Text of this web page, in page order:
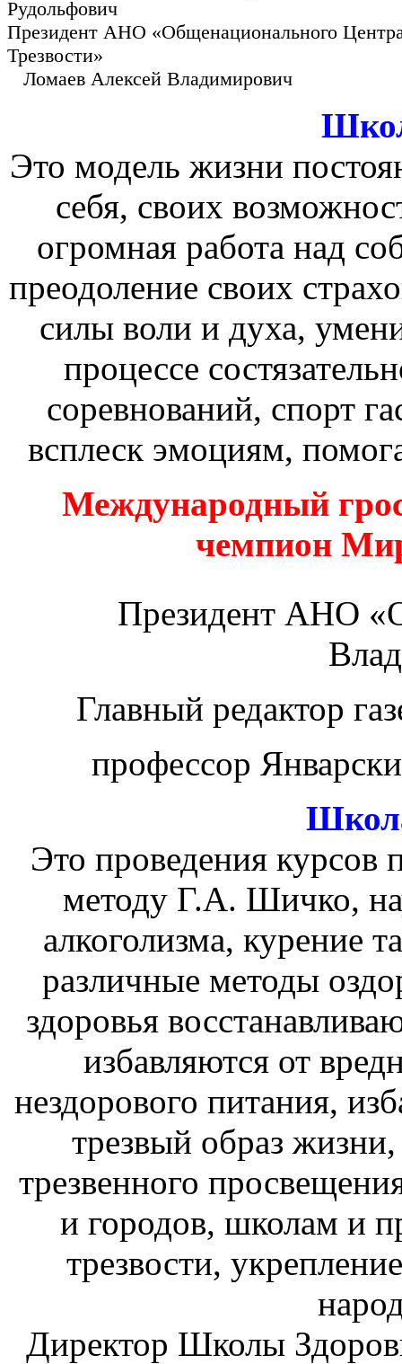
Рудольфович
Президент АНО «Общенационального
Ломаев Алексей Владимирович
Это модель жизни
себя, своих
огромная работа над
преодоление своих
силы воли и духа,
процессе
соревнований, спорт
всплеск эмоциям,
Международный
чемпион
Президент АНО
Главный редактор
профессор
Это проведения курсов
методу Г.А. Шичко,
алкоголизма, курение
различные методы
здоровья
избавляются от
нездорового питания,
трезвый образ
трезвенного
и городов, школам и
трезвости,
Директор Школы